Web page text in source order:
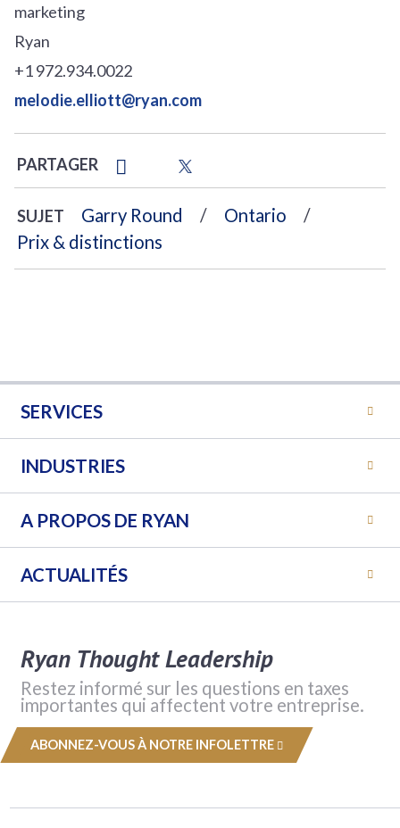
marketing
Ryan
+1 972.934.0022
melodie.elliott@ryan.com
PARTAGER
SUJET Garry Round
Ontario
Prix & distinctions
SERVICES
INDUSTRIES
A PROPOS DE RYAN
ACTUALITÉS
Ryan Thought Leadership
Restez informé sur les questions en taxes
importantes qui affectent votre entreprise.
ABONNEZ-VOUS À NOTRE INFOLETTRE